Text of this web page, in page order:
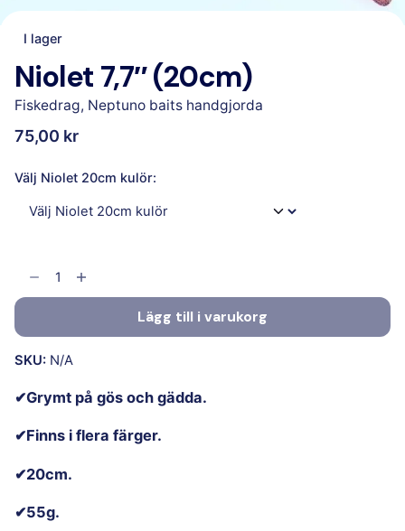
I lager
Niolet 7,7″ (20cm)
Fiskedrag, Neptuno baits handgjorda
75,00 kr
Välj Niolet 20cm kulör:
Lägg till i varukorg
SKU: N/A
✔Grymt på gös och gädda.
✔Finns i flera färger.
✔20cm.
✔55g.